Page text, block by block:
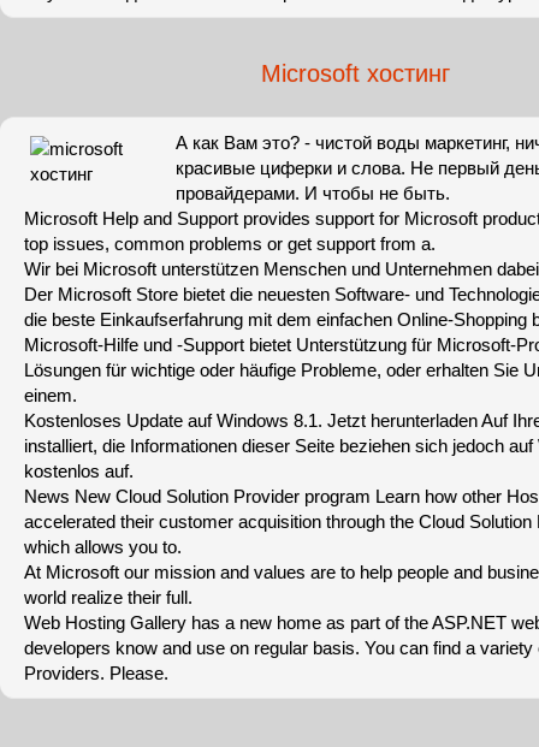
Microsoft хостинг
А как Вам это? - чистой воды маркетинг,
красивые циферки и слова. Не первый
провайдерами. И чтобы не быть.
Microsoft Help and Support provides support for Microsoft
top issues, common problems or get support from a.
Wir bei Microsoft unterstützen Menschen und Unternehmen
Der Microsoft Store bietet die neuesten Software- und
die beste Einkaufserfahrung mit dem einfachen Online-Shopping
Microsoft-Hilfe und -Support bietet Unterstützung für Microsoft-
Lösungen für wichtige oder häufige Probleme, oder erhalten Sie
einem.
Kostenloses Update auf Windows 8.1. Jetzt herunterladen Auf
installiert, die Informationen dieser Seite beziehen sich jedoch
kostenlos auf.
News New Cloud Solution Provider program Learn how other
accelerated their customer acquisition through the Cloud
which allows you to.
At Microsoft our mission and values are to help people and
world realize their full.
Web Hosting Gallery has a new home as part of the ASP.NET
developers know and use on regular basis. You can find a
Providers. Please.